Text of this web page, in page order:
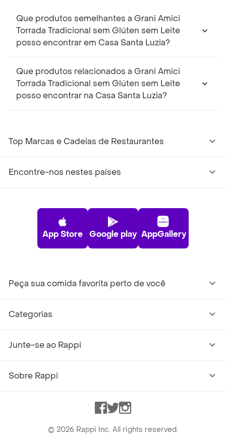
Que produtos semelhantes a Grani Amici
Torrada Tradicional sem Glúten sem Leite
posso encontrar em Casa Santa Luzia?
Que produtos relacionados a Grani Amici
Torrada Tradicional sem Glúten sem Leite
posso encontrar na Casa Santa Luzia?
Top Marcas e Cadeias de Restaurantes
Encontre-nos nestes países
App Store Google play AppGallery
Peça sua comida favorita perto de você
Categorias
Junte-se ao Rappi
Sobre Rappi
Facebook
TwitterInstagram
© 2026 Rappi Inc. All rights reserved.